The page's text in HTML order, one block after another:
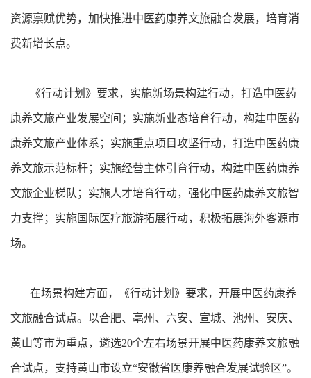
资源禀赋优势，加快推进中医药康养文旅融合发展，培育消
费新增长点。
《行动计划》要求，实施新场景构建行动，打造中医药
康养文旅产业发展空间；实施新业态培育行动，构建中医药
康养文旅产业体系；实施重点项目攻坚行动，打造中医药康
养文旅示范标杆；实施经营主体引育行动，构建中医药康养
文旅企业梯队；实施人才培育行动，强化中医药康养文旅智
力支撑；实施国际医疗旅游拓展行动，积极拓展海外客源市
场。
在场景构建方面，《行动计划》要求，开展中医药康养
文旅融合试点。以合肥、亳州、六安、宣城、池州、安庆、
黄山等市为重点，遴选20个左右场景开展中医药康养文旅融
合试点，支持黄山市设立“安徽省医康养融合发展试验区”。